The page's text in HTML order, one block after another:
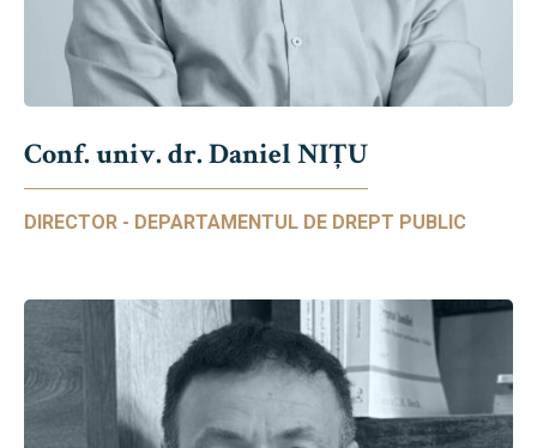
Conf. univ. dr. Daniel NIŢU
DIRECTOR - DEPARTAMENTUL DE DREPT PUBLIC